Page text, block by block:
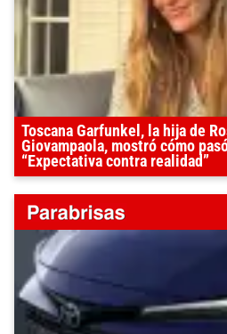
Toscana Garfunkel, la hija de
Giovampaola, mostró cómo
“Expectativa contra realidad”